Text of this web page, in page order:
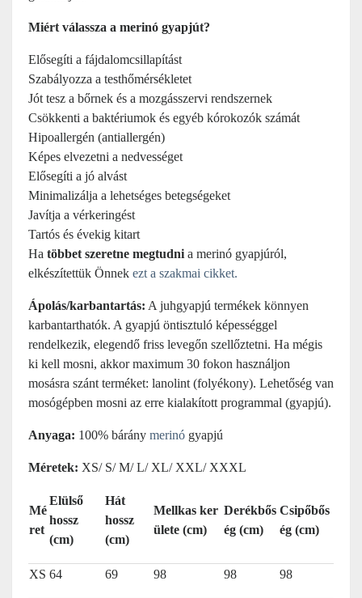
Miért válassza a merinó gyapjút?
Elősegíti a fájdalomcsillapítást
Szabályozza a testhőmérsékletet
Jót tesz a bőrnek és a mozgásszervi rendszernek
Csökkenti a baktériumok és egyéb kórokozók számát
Hipoallergén (antiallergén)
Képes elvezetni a nedvességet
Elősegíti a jó alvást
Minimalizálja a lehetséges betegségeket
Javítja a vérkeringést
Tartós és évekig kitart
Ha többet szeretne megtudni a merinó gyapjúról,
elkészítettük Önnek ezt a szakmai cikket.
Ápolás/karbantartás: A juhgyapjú termékek könnyen
karbantarthatók. A gyapjú öntisztuló képességgel
rendelkezik, elegendő friss levegőn szellőztetni. Ha mégis
ki kell mosni, akkor maximum 30 fokon használjon
mosásra szánt terméket: lanolint (folyékony). Lehetőség van
mosógépben mosni az erre kialakított programmal (gyapjú).
Anyaga: 100% bárány merinó gyapjú
Méretek: XS/ S/ M/ L/ XL/ XXL/ XXXL
Mé
ret
Elülső
hossz
(cm)
Hát
hossz
(cm)
Mellkas ker
ülete (cm)
Derékbős
ég (cm)
Csipőbős
ég (cm)
XS 64 69 98 98 98